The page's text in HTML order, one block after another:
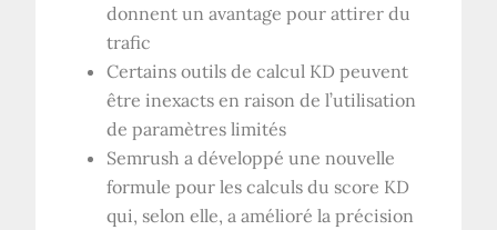
donnent un avantage pour attirer du
trafic
Certains outils de calcul KD peuvent
être inexacts en raison de l’utilisation
de paramètres limités
Semrush a développé une nouvelle
formule pour les calculs du score KD
qui, selon elle, a amélioré la précision